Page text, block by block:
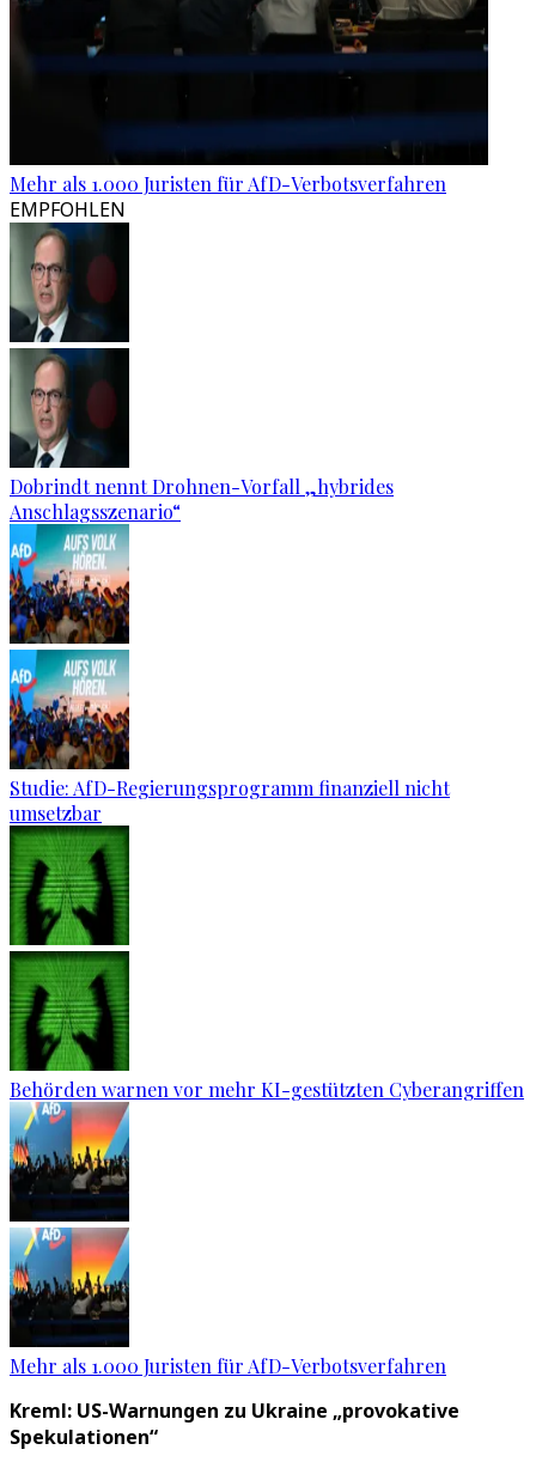
Mehr als 1.000 Juristen für AfD-Verbotsverfahren
EMPFOHLEN
Dobrindt nennt Drohnen-Vorfall „hybrides
Anschlagsszenario“
Studie: AfD-Regierungsprogramm finanziell nicht
umsetzbar
Behörden warnen vor mehr KI-gestützten Cyberangriffen
Mehr als 1.000 Juristen für AfD-Verbotsverfahren
Kreml: US-Warnungen zu Ukraine „provokative
Spekulationen“